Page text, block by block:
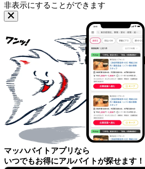
非表示にすることができます
マッハバイトアプリなら
いつでもお得にアルバイトが探せます！